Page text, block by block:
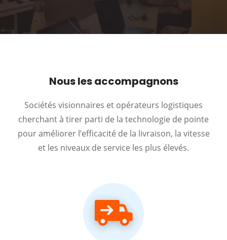
Nous les accompagnons
Sociétés visionnaires et opérateurs logistiques
cherchant à tirer parti de la technologie de pointe
pour améliorer l’efficacité de la livraison, la vitesse
et les niveaux de service les plus élevés.